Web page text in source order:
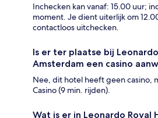
Inchecken kan vanaf: 15.00 uur;
moment. Je dient uiterlijk om
contactloos uitchecken.
Is er ter plaatse bij
Amsterdam een casino
Nee, dit hotel heeft geen casino,
Casino (9 min. rijden).
Wat is er in Leonardo Royal